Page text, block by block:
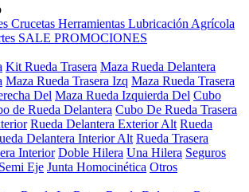
Crucetas Herramientas Lubricación Agrícola
SALE PROMOCIONES
Kit Rueda Trasera Maza Rueda Delantera
Maza Rueda Trasera Izq Maza Rueda Trasera
Del Maza Rueda Izquierda Del Cubo
de Rueda Delantera Cubo De Rueda Trasera
Rueda Delantera Exterior Alt Rueda
Delantera Interior Alt Rueda Trasera
Interior Doble Hilera Una Hilera Seguros
Semi Eje Junta Homocinética Otros